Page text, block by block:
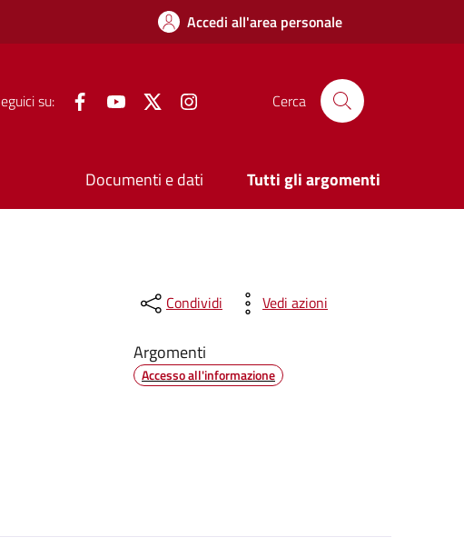
Accedi all'area personale
su: FacebookYouTube Twitter Cerca
Documenti e dati Tutti gli argomenti
Condividi Vedi azioni
Argomenti
Accesso all'informazione